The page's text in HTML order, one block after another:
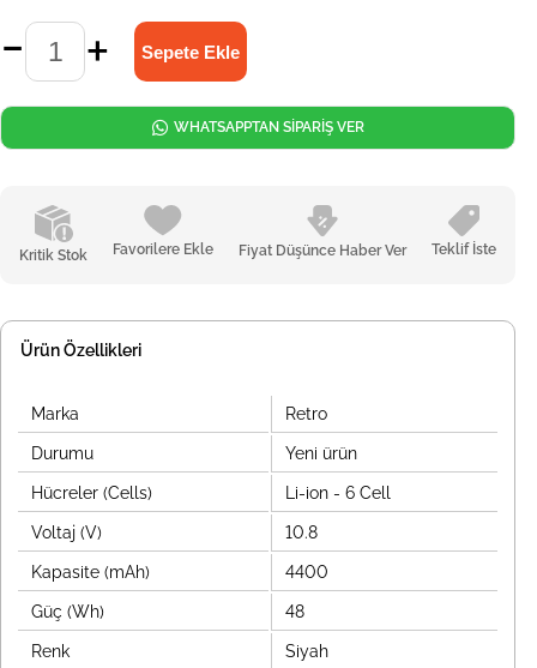
Kritik Stok Favorilere Ekle Fiyat Düşünce Haber Ver Teklif İste
WHATSAPPTAN SİPARİŞ VER
Ürün Özellikleri
Marka Retro
Durumu Yeni ürün
Hücreler (Cells) Li-ion - 6 Cell
Voltaj (V) 10.8
Kapasite (mAh) 4400
Güç (Wh) 48
Renk Siyah